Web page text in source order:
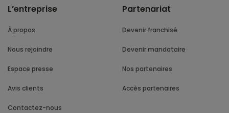
L’entreprise
À propos
Nous rejoindre
Espace presse
Avis clients
Contactez-nous
Partenariat
Devenir franchisé
Devenir mandataire
Nos partenaires
Accès partenaires